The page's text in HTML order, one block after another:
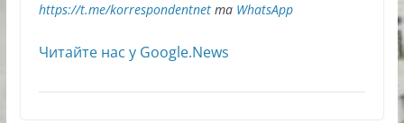
https://t.me/korrespondentnetта WhatsApp
Читайте нас у Google.News